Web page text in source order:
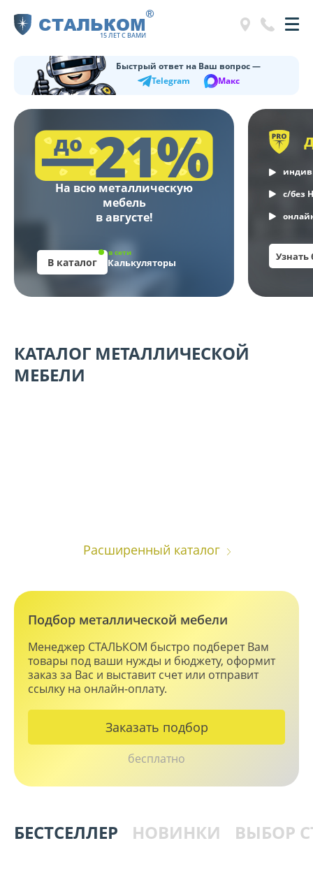
СТАЛЬКОМ
15 ЛЕТ С ВАМИ
®
Быстрый ответ на Ваш вопрос —
Telegram
Макс
до
—21%
На всю металлическую
мебель
в августе!
В каталог
в сети
Калькуляторы
с/без
КАТАЛОГ МЕТАЛЛИЧЕСКОЙ
МЕБЕЛИ
Расширенный каталог
Подбор металлической мебели
Менеджер СТАЛЬКОМ быстро подберет Вам
товары под ваши нужды и бюджету, оформит
заказ за Вас и выставит счет или отправит
ссылку на онлайн-оплату.
Заказать подбор
бесплатно
БЕСТСЕЛЛЕР НОВИНКИ ВЫБОР